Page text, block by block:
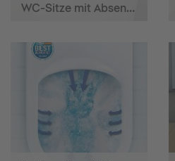
WC-Sitze mit Absenkautomatik